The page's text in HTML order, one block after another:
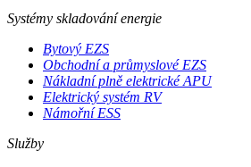
Systémy skladování energie
Bytový EZS
Obchodní a průmyslové EZS
Nákladní plně elektrické APU
Elektrický systém RV
Námořní ESS
Služby